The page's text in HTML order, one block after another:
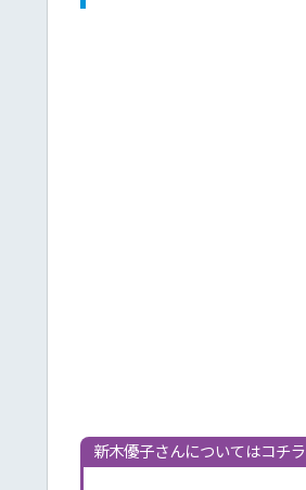
新木優子さんについてはコチラ